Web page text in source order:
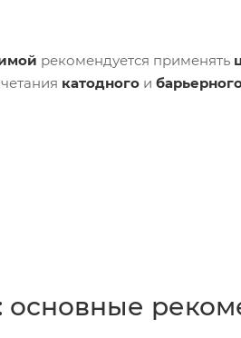
рекомендуется применять
катодного и
основные